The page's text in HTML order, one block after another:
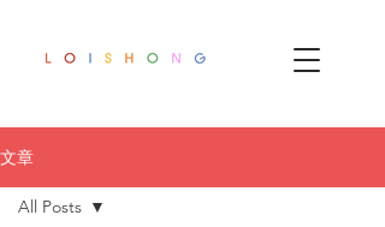
文章
All Posts